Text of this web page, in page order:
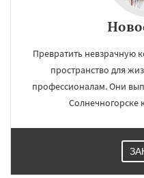
Работаем по
регионам
Талдом
Химки Хотьково
Электроугли
Превратить невзрачную
пространство для
профессионалам. Они
Солнечногорске
УЗНАТЬ